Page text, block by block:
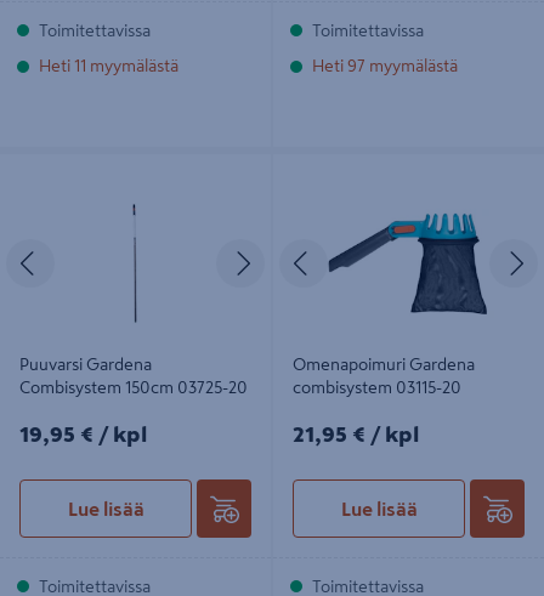
Toimitettavissa
Heti 11 myymälästä
Toimitettavissa
Heti 97 myymälästä
Seuraava
Puuvarsi Gardena
Combisystem 150cm 03725-20
19,95€/kpl
19,95 € / kpl
Lue lisää
Toimitettavissa
Edellinen
Omenapoimuri Gardena
combisystem 03115-20
21,95€/kpl
21,95 € / kpl
Lue lisää
Toimitettavissa